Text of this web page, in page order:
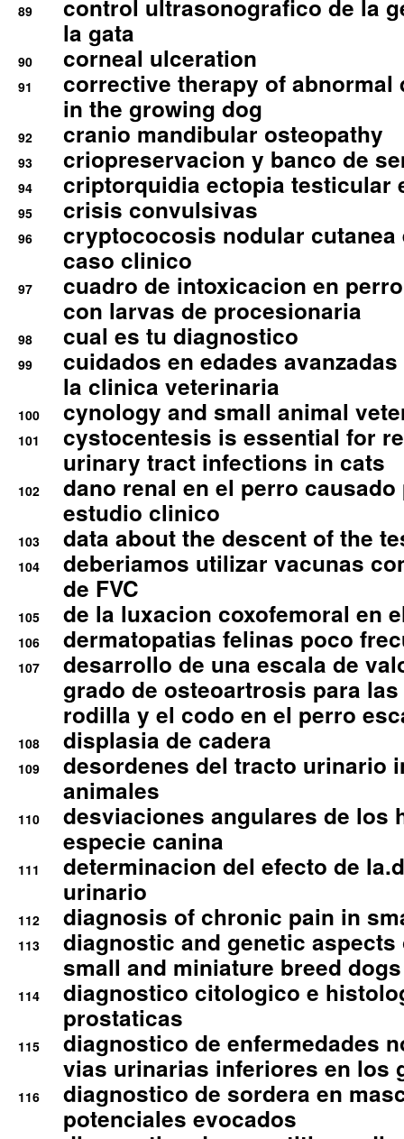
89
control ultrasonografico de la
la gata
90 corneal ulceration
91
corrective therapy of abnormal
in the growing dog
92 cranio mandibular osteopathy
93 criopreservacion y banco de
94 criptorquidia ectopia testicular
95 crisis convulsivas
96
cryptococosis nodular cutanea
caso clinico
97
cuadro de intoxicacion en
con larvas de procesionaria
98 cual es tu diagnostico
99
cuidados en edades
la clinica veterinaria
100 cynology and small animal
101
cystocentesis is essential for
urinary tract infections in cats
102
dano renal en el perro
estudio clinico
103 data about the descent of the
104
deberiamos utilizar vacunas
de FVC
105 de la luxacion coxofemoral en
106 dermatopatias felinas poco
107
desarrollo de una escala de
grado de osteoartrosis para
rodilla y el codo en el perro
108 displasia de cadera
109
desordenes del tracto urinario
animales
110
desviaciones angulares de los
especie canina
111
determinacion del efecto de
urinario
112 diagnosis of chronic pain in
113
diagnostic and genetic
small and miniature breed
114
diagnostico citologico e
prostaticas
115
diagnostico de enfermedades
vias urinarias inferiores en los
116
diagnostico de sordera en
potenciales evocados